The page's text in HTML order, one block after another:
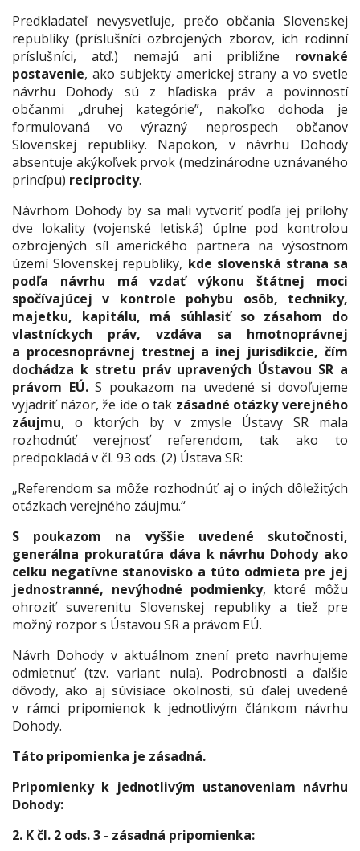
Predkladateľ nevysvetľuje, prečo občania Slovenskej
republiky (príslušníci ozbrojených zborov, ich rodinní
príslušníci, atď.) nemajú ani približne rovnaké
postavenie, ako subjekty americkej strany a vo svetle
návrhu Dohody sú z hľadiska práv a povinností
občanmi „druhej kategórie”, nakoľko dohoda je
formulovaná vo výrazný neprospech občanov
Slovenskej republiky. Napokon, v návrhu Dohody
absentuje akýkoľvek prvok (medzinárodne uznávaného
princípu) reciprocity.
Návrhom Dohody by sa mali vytvoriť podľa jej prílohy
dve lokality (vojenské letiská) úplne pod kontrolou
ozbrojených síl amerického partnera na výsostnom
území Slovenskej republiky, kde slovenská strana sa
podľa návrhu má vzdať výkonu štátnej moci
spočívajúcej v kontrole pohybu osôb, techniky,
majetku, kapitálu, má súhlasiť so zásahom do
vlastníckych práv, vzdáva sa hmotnoprávnej
a procesnoprávnej trestnej a inej jurisdikcie, čím
dochádza k stretu práv upravených Ústavou SR a
právom EÚ.S poukazom na uvedené si dovoľujeme
vyjadriť názor, že ide o tak zásadné otázky verejného
záujmu, o ktorých by v zmysle Ústavy SR mala
rozhodnúť verejnosť referendom, tak ako to
predpokladá v čl. 93 ods. (2) Ústava SR:
„Referendom sa môže rozhodnúť aj o iných dôležitých
otázkach verejného záujmu.“
S poukazom na vyššie uvedené skutočnosti,
generálna prokuratúra dáva k návrhu Dohody ako
celku negatívne stanovisko a túto odmieta pre jej
jednostranné, nevýhodné podmienky, ktoré môžu
ohroziť suverenitu Slovenskej republiky a tiež pre
možný rozpor s Ústavou SR a právom EÚ.
Návrh Dohody v aktuálnom znení preto navrhujeme
odmietnuť (tzv. variant nula). Podrobnosti a ďalšie
dôvody, ako aj súvisiace okolnosti, sú ďalej uvedené
v rámci pripomienok k jednotlivým článkom návrhu
Dohody.
Táto pripomienka je zásadná.
Pripomienky k jednotlivým ustanoveniam návrhu
Dohody:
2. K čl. 2 ods. 3 - zásadná pripomienka: